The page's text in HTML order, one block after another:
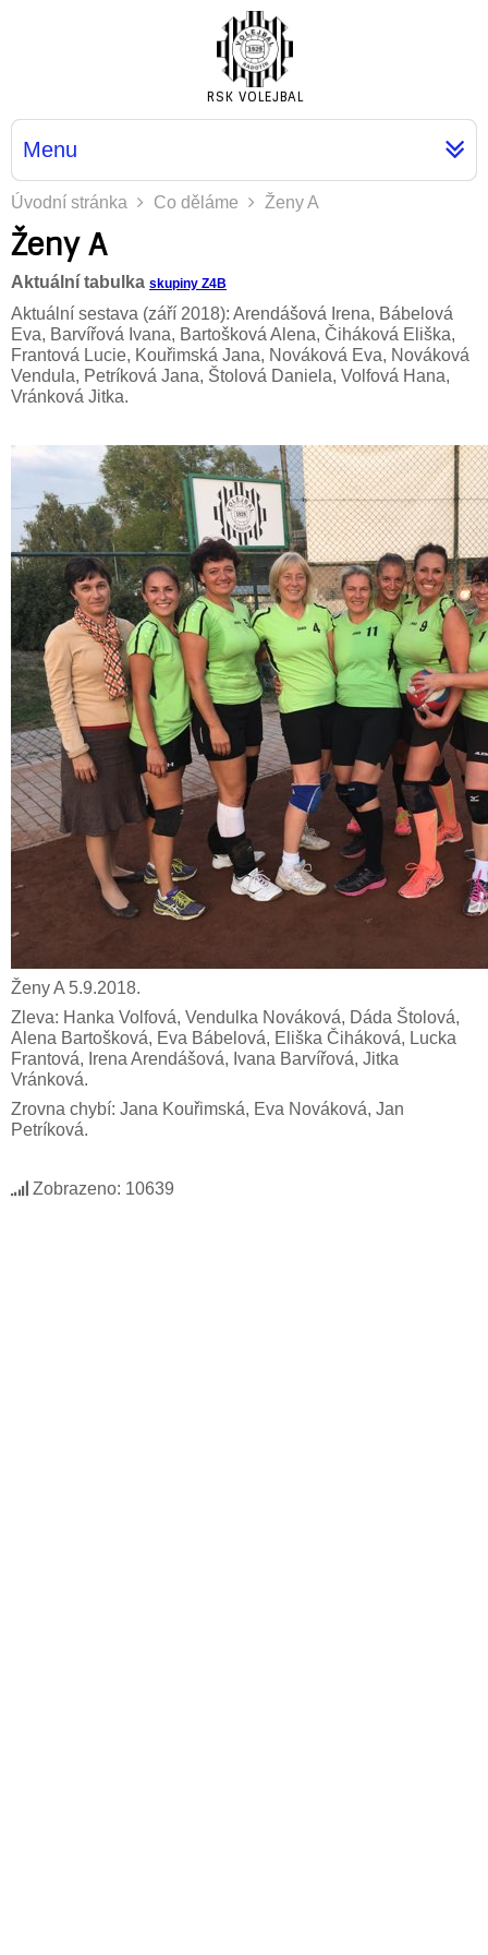
RSK VOLEJBAL
Menu
Úvodní stránka Co děláme Ženy A
Ženy A
Aktuální tabulka skupiny Z4B
Aktuální sestava (září 2018): Arendášová Irena, Bábelová
Eva, Barvířová Ivana, Bartošková Alena, Čiháková Eliška,
Frantová Lucie, Kouřimská Jana, Nováková Eva, Nováková
Vendula, Petríková Jana, Štolová Daniela, Volfová Hana,
Vránková Jitka.
Ženy A 5.9.2018.
Zleva: Hanka Volfová, Vendulka Nováková, Dáda Štolová,
Alena Bartošková, Eva Bábelová, Eliška Čiháková, Lucka
Frantová, Irena Arendášová, Ivana Barvířová, Jitka
Vránková.
Zrovna chybí: Jana Kouřimská, Eva Nováková, Jan
Petríková.
Zobrazeno: 10639